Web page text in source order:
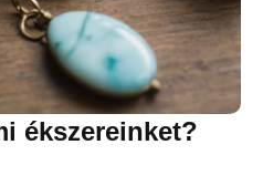
ékszereinket?